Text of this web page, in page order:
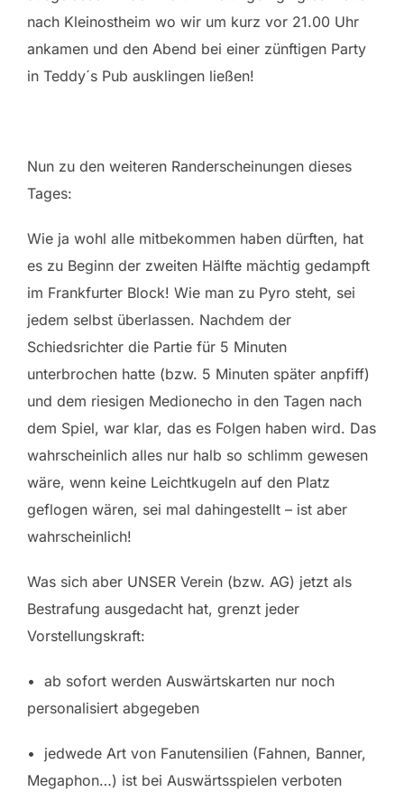
nach Kleinostheim wo wir um kurz vor 21.00 Uhr
ankamen und den Abend bei einer zünftigen Party
in Teddy´s Pub ausklingen ließen!
Nun zu den weiteren Randerscheinungen dieses
Tages:
Wie ja wohl alle mitbekommen haben dürften, hat
es zu Beginn der zweiten Hälfte mächtig gedampft
im Frankfurter Block! Wie man zu Pyro steht, sei
jedem selbst überlassen. Nachdem der
Schiedsrichter die Partie für 5 Minuten
unterbrochen hatte (bzw. 5 Minuten später anpfiff)
und dem riesigen Medionecho in den Tagen nach
dem Spiel, war klar, das es Folgen haben wird. Das
wahrscheinlich alles nur halb so schlimm gewesen
wäre, wenn keine Leichtkugeln auf den Platz
geflogen wären, sei mal dahingestellt – ist aber
wahrscheinlich!
Was sich aber UNSER Verein (bzw. AG) jetzt als
Bestrafung ausgedacht hat, grenzt jeder
Vorstellungskraft:
• ab sofort werden Auswärtskarten nur noch
personalisiert abgegeben
• jedwede Art von Fanutensilien (Fahnen, Banner,
Megaphon…) ist bei Auswärtsspielen verboten